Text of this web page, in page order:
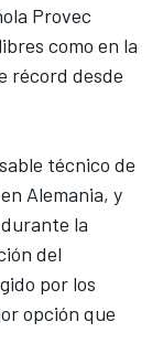
Provec
como en la
récord desde
técnico de
Alemania, y
la
del
por los
opción que